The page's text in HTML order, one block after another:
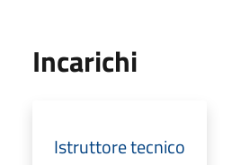
Incarichi
Istruttore tecnico